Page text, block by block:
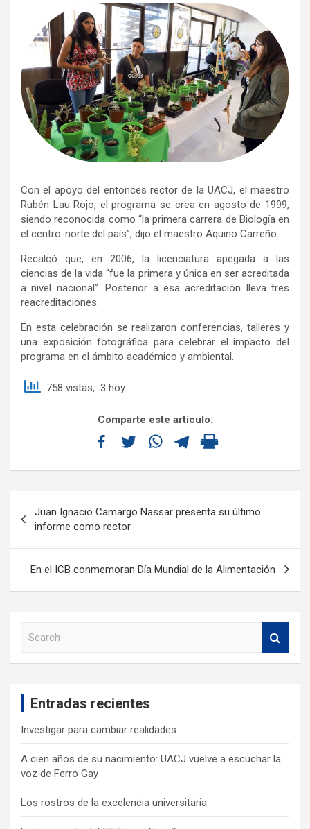
Con el apoyo del entonces rector de la UACJ, el maestro
Rubén Lau Rojo, el programa se crea en agosto de 1999,
siendo reconocida como “la primera carrera de Biología en
el centro-norte del país”, dijo el maestro Aquino Carreño.
Recalcó que, en 2006, la licenciatura apegada a las
ciencias de la vida “fue la primera y única en ser acreditada
a nivel nacional”. Posterior a esa acreditación lleva tres
reacreditaciones.
En esta celebración se realizaron conferencias, talleres y
una exposición fotográfica para celebrar el impacto del
programa en el ámbito académico y ambiental.
758 vistas, 3 hoy
Comparte este artículo:
Juan Ignacio Camargo Nassar presenta su último
informe como rector
En el ICB conmemoran Día Mundial de la Alimentación
Entradas recientes
Investigar para cambiar realidades
A cien años de su nacimiento: UACJ vuelve a escuchar la
voz de Ferro Gay
Los rostros de la excelencia universitaria